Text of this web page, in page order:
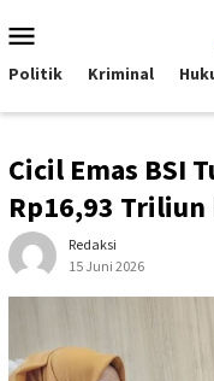
ke
kontenMobile
Politik Kriminal
Cicil Emas BSI
Rp16,93
Redaksi
15 Juni 2026